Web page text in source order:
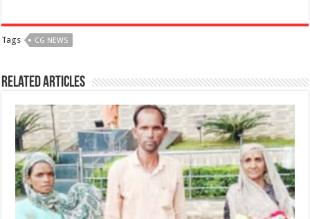
c
e
b
o
o
k
at
s
A
p
p
ss
n
g
e
r
itt
r
e
ra
m
ar
Tags CG NEWS
Related Articles